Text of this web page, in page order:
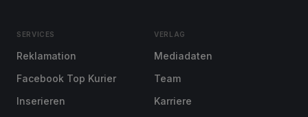
SERVICES
Reklamation
Facebook Top Kurier
Inserieren
VERLAG
Mediadaten
Team
Karriere